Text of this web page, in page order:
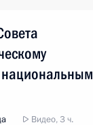
Видео, 3 ч.